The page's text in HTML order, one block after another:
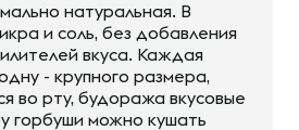
натуральная. В
и соль, без добавления
вкуса. Каждая
- крупного размера,
во рту, будоража вкусовые
горбуши можно кушать